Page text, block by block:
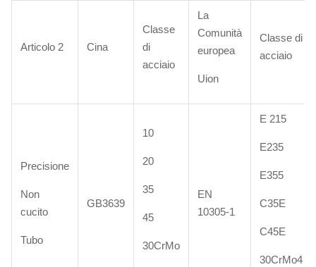
Articolo 2 Cina
Classe
di
acciaio
La
Comunità
europea
Uion
Classe di
acciaio
Precisione
Non
cucito
Tubo
GB3639
10
20
35
45
30CrMo
EN
10305-1
E 215
E235
E355
C35E
C45E
30CrMo4